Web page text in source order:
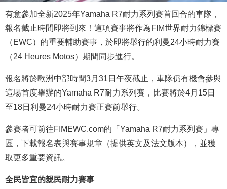
有意參加全新2025年Yamaha R7耐力系列賽首回合的車隊，
報名截止時間即將到來！這項賽事將作為FIM世界耐力錦標賽
（EWC）的重要輔助賽事，於即將舉行的利曼24小時耐力賽
（24 Heures Motos）期間同步進行。
報名將於歐洲中部時間3月31日午夜截止，車隊仍有機會參與
這場首度舉辦的Yamaha R7耐力系列賽，比賽將於4月15日
至18日利曼24小時耐力賽正賽前舉行。
參賽者可前往FIMEWC.com的「Yamaha R7耐力系列賽」專
區，下載報名表與賽事規章（提供英文及法文版本），並獲
取更多重要資訊。
全民皆宜的親民耐力賽事